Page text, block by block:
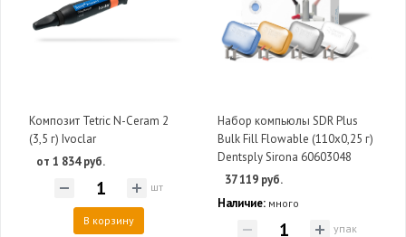
Композит Tetric N-Ceram 2
(3,5 г) Ivoclar
от 1 834 руб.
шт
В корзину
Набор компьюлы SDR Plus
Bulk Fill Flowable (110х0,25 г)
Dentsply Sirona 60603048
37 119 руб.
Наличие: много
упак